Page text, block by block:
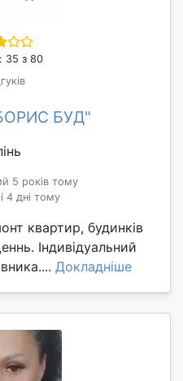
35 з 80
БУД"
5 років тому
4 дні тому
квартир, будинків
Індивідуальний
Докладніше